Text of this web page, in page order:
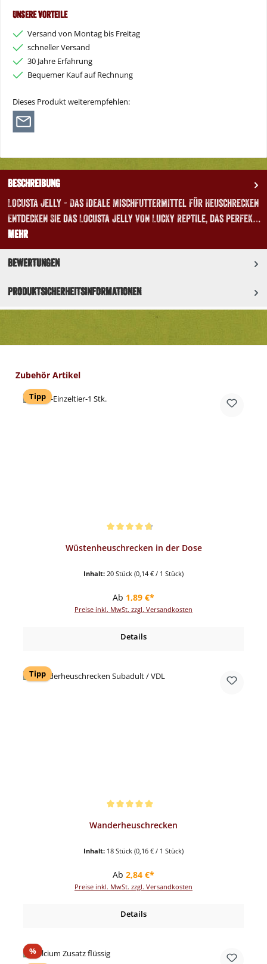
Unsere Vorteile
Versand von Montag bis Freitag
schneller Versand
30 Jahre Erfahrung
Bequemer Kauf auf Rechnung
Dieses Produkt weiterempfehlen:
Beschreibung
Locusta Jelly - Das Ideale Mischfuttermittel für Heuschrecken
Entdecken Sie das Locusta Jelly von Lucky Reptile, das perfek…
Mehr
Bewertungen
Produktsicherheitsinformationen
Produktgalerie überspringen
Zubehör Artikel
Tipp
Wüstenheuschrecken in der Dose
Inhalt: 20 Stück (0,14 € / 1 Stück)
Regulärer Preis:
Ab 1,89 €*
Preise inkl. MwSt. zzgl. Versandkosten
Details
Tipp
Wanderheuschrecken
Inhalt: 18 Stück (0,16 € / 1 Stück)
Regulärer Preis:
Ab 2,84 €*
Preise inkl. MwSt. zzgl. Versandkosten
Details
%Rabatt